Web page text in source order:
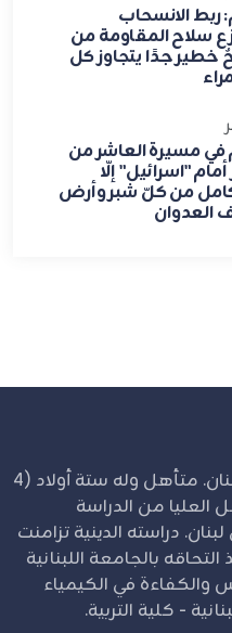
الانسحاب
سلاح المقاومة من
خطير جدًا يتجاوز كل
مسيرة العاشر من
"اسرائيل" إلّا
من كلّ شبر وأرض
العدوان
مواليد 1953 كفر فيلا - جنوب لبنان. متأهل وله ستة أولاد (4
العليا من الدراسة
دراسته الدينية تزامنت
بالجامعة اللبنانية
والكفاءة في الكيمياء
- كلية التربية.